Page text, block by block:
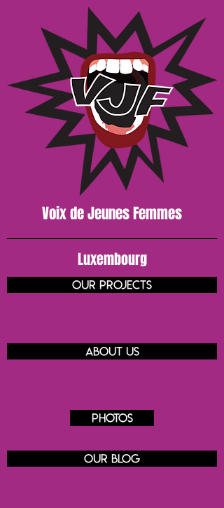
Voix de JeunesFemmes
Luxembourg
our projects
About us
Photos
Our blog